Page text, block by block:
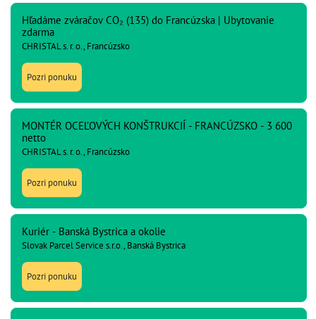
Hľadáme zváračov CO₂ (135) do Francúzska | Ubytovanie
zdarma
CHRISTAL s. r. o., Francúzsko
Pozri ponuku
MONTÉR OCEĽOVÝCH KONŠTRUKCIÍ - FRANCÚZSKO - 3 600
netto
CHRISTAL s. r. o., Francúzsko
Pozri ponuku
Kuriér - Banská Bystrica a okolie
Slovak Parcel Service s.r.o., Banská Bystrica
Pozri ponuku